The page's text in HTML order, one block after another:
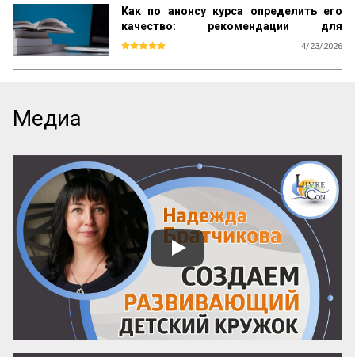
Как по анонсу курса определить его
качество: рекомендации для
студентов
4/23/2026
слов и выбирать курсы с практической
пользой.
Почему можно доверять анонсу?
Содержание публичного объявления
почти всегда отражает суть самой
программы. Если организаторы вложили
силы в качественный курс, они
обязательно напишут об этом конкретно.
И наоборот: размытые фразы и
отсутствие деталей – верный ...
Медиа